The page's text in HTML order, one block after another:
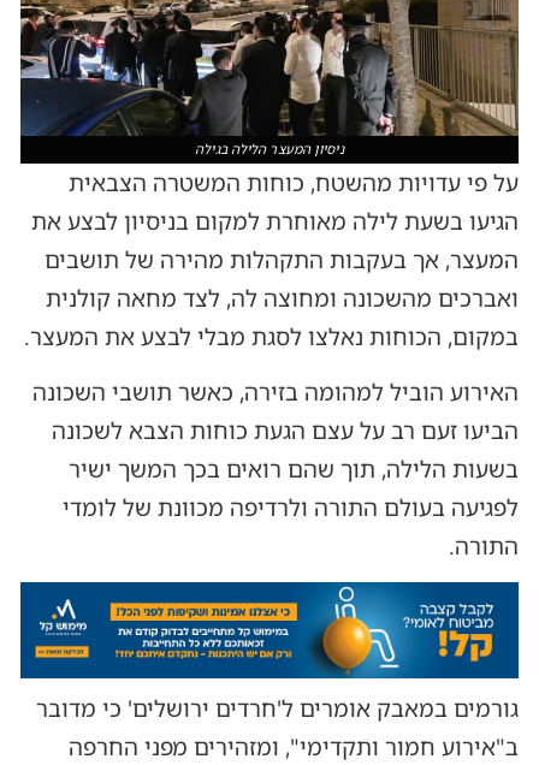
ניסיון המעצר הלילה בגילה
על פי עדויות מהשטח, כוחות המשטרה הצבאית
הגיעו בשעת לילה מאוחרת למקום בניסיון לבצע את
המעצר, אך בעקבות התקהלות מהירה של תושבים
ואברכים מהשכונה ומחוצה לה, לצד מחאה קולנית
במקום, הכוחות נאלצו לסגת מבלי לבצע את המעצר.
האירוע הוביל למהומה בזירה, כאשר תושבי השכונה
הביעו זעם רב על עצם הגעת כוחות הצבא לשכונה
בשעות הלילה, תוך שהם רואים בכך המשך ישיר
לפגיעה בעולם התורה ולרדיפה מכוונת של לומדי
התורה.
גורמים במאבק אומרים ל'חרדים ירושלים' כי מדובר
ב"אירוע חמור ותקדימי", ומזהירים מפני החרפה